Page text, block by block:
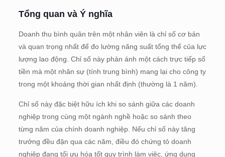
Tổng quan và Ý nghĩa
Doanh thu bình quân trên một nhân viên là chỉ số cơ bản
và quan trọng nhất để đo lường năng suất tổng thể của lực
lượng lao động. Chỉ số này phản ánh một cách trực tiếp số
tiền mà một nhân sự (tính trung bình) mang lại cho công ty
trong một khoảng thời gian nhất định (thường là 1 năm).
Chỉ số này đặc biệt hữu ích khi so sánh giữa các doanh
nghiệp trong cùng một ngành nghề hoặc so sánh theo
từng năm của chính doanh nghiệp. Nếu chỉ số này tăng
trưởng đều đặn qua các năm, điều đó chứng tỏ doanh
nghiệp đang tối ưu hóa tốt quy trình làm việc, ứng dụng